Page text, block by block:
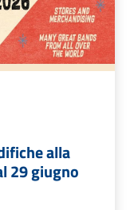
alla
29 giugno